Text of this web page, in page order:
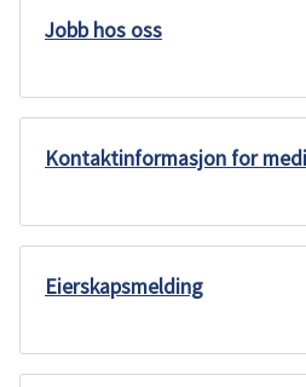
Jobb hos oss
Kontaktinformasjon for
Eierskapsmelding